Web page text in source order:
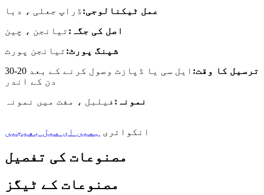
عمل ٹیکنالوجی: ڈراپ جعلی ، دبا
اصل کی جگہ: تیانجن ، چین
شپنگ پورٹ: تیانجن پورٹ
ترسیل کا وقت:
ایل سی یا ڈپازٹ وصول کرنے کے بعد 20-30
دن کے اندر
نمونہ: فیلبل ، مفت میں نمونہ
انکوائری ہمیں ای میل بھیجیں
مصنوعات کی تفصیل
مصنوعات کے ٹیگز